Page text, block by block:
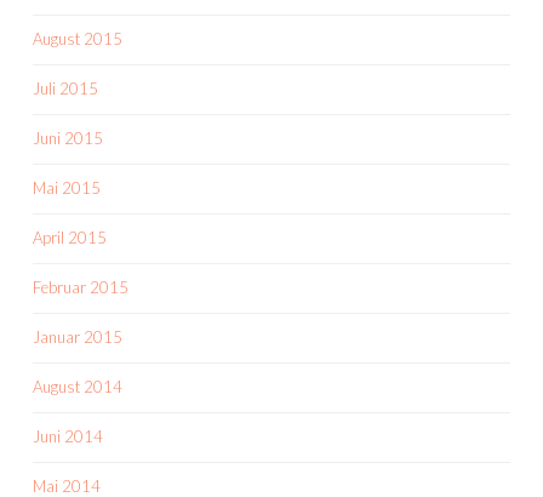
August 2015
Juli 2015
Juni 2015
Mai 2015
April 2015
Februar 2015
Januar 2015
August 2014
Juni 2014
Mai 2014